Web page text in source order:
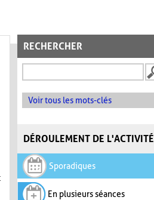
RECHERCHER
Voir tous les mots-clés
DÉROULEMENT DE L'ACTIVITÉ
Sporadiques
En plusieurs séances